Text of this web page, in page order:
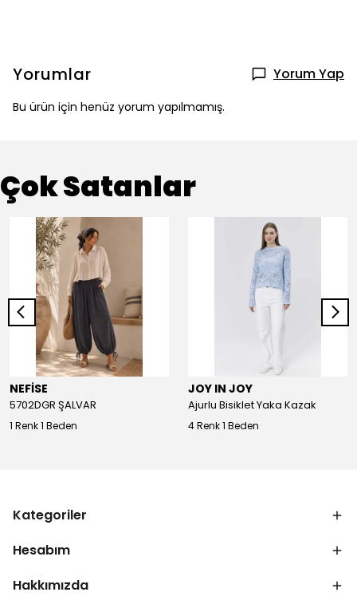
Yorumlar Yorum Yap
Bu ürün için henüz yorum yapılmamış.
Çok Satanlar
NEFİSE
5702DGR ŞALVAR
1 Renk 1 Beden
JOY IN JOY
Ajurlu Bisiklet Yaka Kazak
4 Renk 1 Beden
Kategoriler
Hesabım
Hakkımızda